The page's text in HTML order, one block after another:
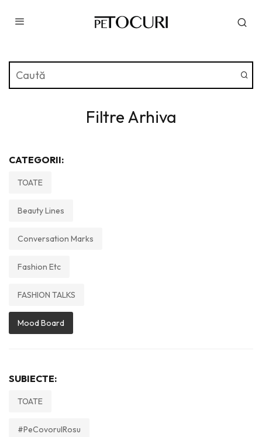
Filtre Arhiva
CATEGORII:
TOATE
Beauty Lines
Conversation Marks
Fashion Etc
FASHION TALKS
Mood Board
SUBIECTE:
TOATE
#PeCovorulRosu